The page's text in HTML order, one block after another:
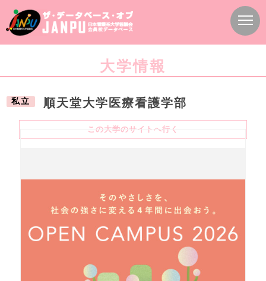
大学情報
私立 順天堂大学医療看護学部
この大学のサイトへ行く